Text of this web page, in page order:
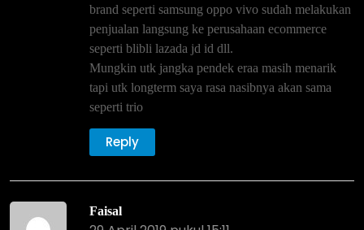
brand seperti samsung oppo vivo sudah melakukan
penjualan langsung ke perusahaan ecommerce
seperti blibli lazada jd id dll.
Mungkin utk jangka pendek eraa masih menarik
tapi utk longterm saya rasa nasibnya akan sama
seperti trio
Reply
Faisal